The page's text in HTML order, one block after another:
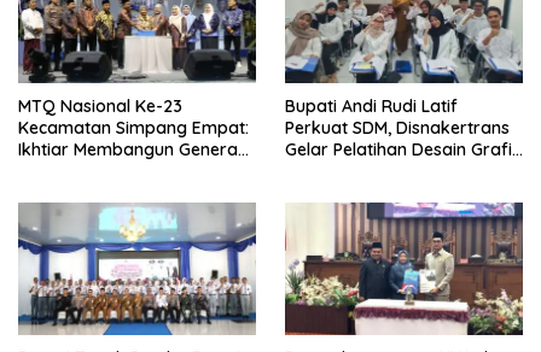
MTQ Nasional Ke-23
Kecamatan Simpang Empat:
Ikhtiar Membangun Generasi
Bupati Andi Rudi Latif
Perkuat SDM, Disnakertrans
Gelar Pelatihan Desain Grafis